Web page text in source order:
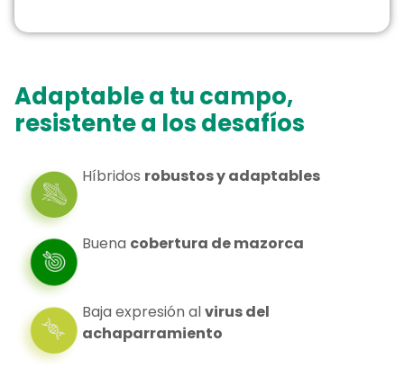
Adaptable a tu campo,
resistente a los desafíos
Híbridos robustos y adaptables
Buena cobertura de mazorca
Baja expresión alvirus del
achaparramiento